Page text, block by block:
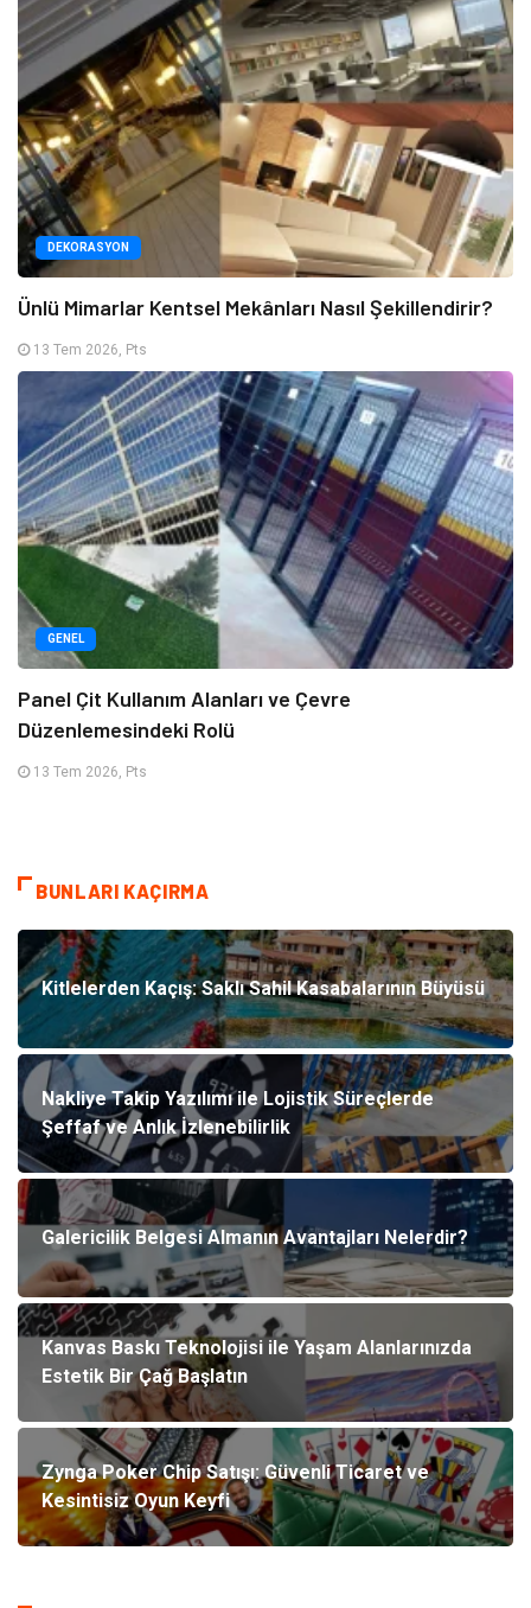
DEKORASYON
Ünlü Mimarlar Kentsel Mekânları Nasıl Şekillendirir?
13 Tem 2026, Pts
GENEL
Panel Çit Kullanım Alanları ve Çevre
Düzenlemesindeki Rolü
13 Tem 2026, Pts
BUNLARI KAÇIRMA
Kitlelerden Kaçış: Saklı Sahil Kasabalarının Büyüsü
Nakliye Takip Yazılımı ile Lojistik Süreçlerde
Şeffaf ve Anlık İzlenebilirlik
Galericilik Belgesi Almanın Avantajları Nelerdir?
Kanvas Baskı Teknolojisi ile Yaşam Alanlarınızda
Estetik Bir Çağ Başlatın
Zynga Poker Chip Satışı: Güvenli Ticaret ve
Kesintisiz Oyun Keyfi